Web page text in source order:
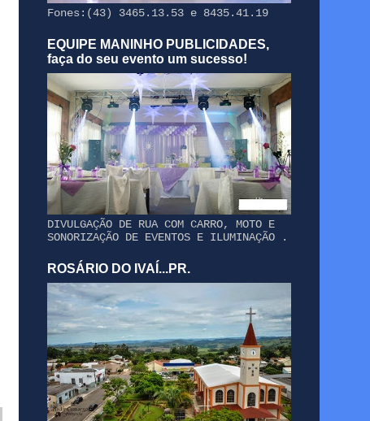
Fones:(43) 3465.13.53 e 8435.41.19
EQUIPE MANINHO PUBLICIDADES,
faça do seu evento um sucesso!
DIVULGAÇÃO DE RUA COM CARRO, MOTO E
SONORIZAÇÃO DE EVENTOS E ILUMINAÇÃO .
ROSÁRIO DO IVAÍ...PR.